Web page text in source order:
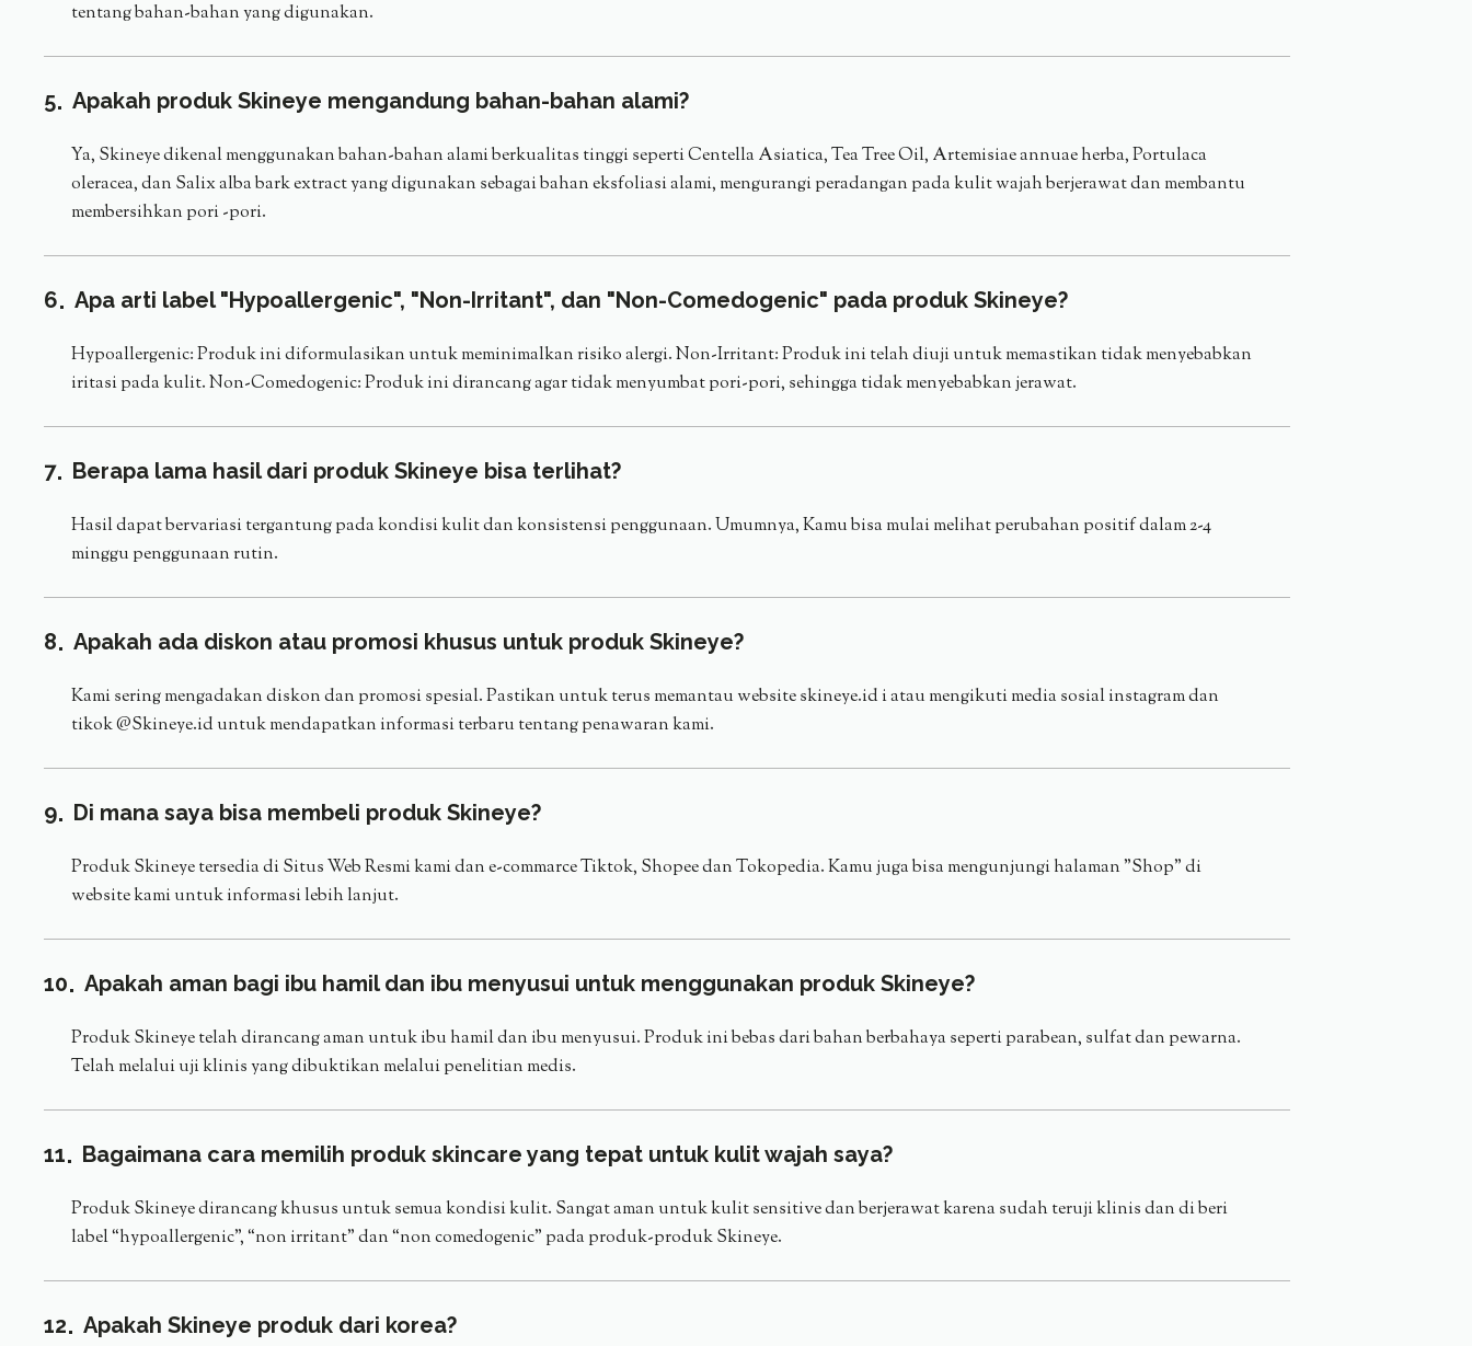
tentang bahan-bahan yang digunakan.
5 Apakah produk Skineye mengandung bahan-bahan alami?
Ya, Skineye dikenal menggunakan bahan-bahan alami berkualitas tinggi seperti Centella Asiatica, Tea Tree Oil, Artemisiae annuae herba, Portulaca
oleracea, dan Salix alba bark extract yang digunakan sebagai bahan eksfoliasi alami, mengurangi peradangan pada kulit wajah berjerawat dan membantu
membersihkan pori -pori.
6 Apa arti label "Hypoallergenic", "Non-Irritant", dan "Non-Comedogenic" pada produk Skineye?
Hypoallergenic: Produk ini diformulasikan untuk meminimalkan risiko alergi. Non-Irritant: Produk ini telah diuji untuk memastikan tidak menyebabkan
iritasi pada kulit. Non-Comedogenic: Produk ini dirancang agar tidak menyumbat pori-pori, sehingga tidak menyebabkan jerawat.
7 Berapa lama hasil dari produk Skineye bisa terlihat?
Hasil dapat bervariasi tergantung pada kondisi kulit dan konsistensi penggunaan. Umumnya, Kamu bisa mulai melihat perubahan positif dalam 2-4
minggu penggunaan rutin.
8 Apakah ada diskon atau promosi khusus untuk produk Skineye?
Kami sering mengadakan diskon dan promosi spesial. Pastikan untuk terus memantau website skineye.id i atau mengikuti media sosial instagram dan
tikok @Skineye.id untuk mendapatkan informasi terbaru tentang penawaran kami.
9 Di mana saya bisa membeli produk Skineye?
Produk Skineye tersedia di Situs Web Resmi kami dan e-commarce Tiktok, Shopee dan Tokopedia. Kamu juga bisa mengunjungi halaman "Shop" di
website kami untuk informasi lebih lanjut.
10 Apakah aman bagi ibu hamil dan ibu menyusui untuk menggunakan produk Skineye?
Produk Skineye telah dirancang aman untuk ibu hamil dan ibu menyusui. Produk ini bebas dari bahan berbahaya seperti parabean, sulfat dan pewarna.
Telah melalui uji klinis yang dibuktikan melalui penelitian medis.
11 Bagaimana cara memilih produk skincare yang tepat untuk kulit wajah saya?
Produk Skineye dirancang khusus untuk semua kondisi kulit. Sangat aman untuk kulit sensitive dan berjerawat karena sudah teruji klinis dan di beri
label “hypoallergenic”, “non irritant” dan “non comedogenic” pada produk-produk Skineye.
12 Apakah Skineye produk dari korea?